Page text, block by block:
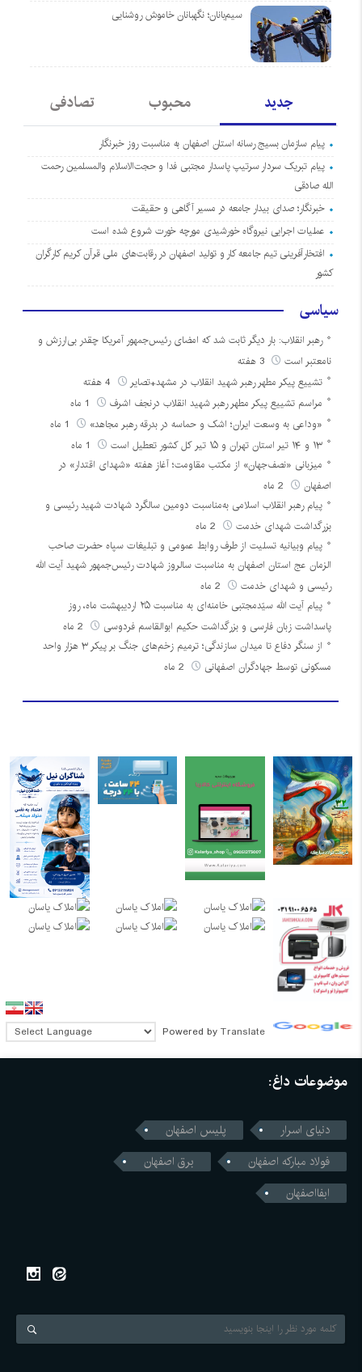
سیم‌بانان؛ نگهبانان خاموش روشنایی
جدید محبوب تصادفی
پیام سازمان بسیج رسانه استان اصفهان به مناسبت روز خبرنگار
پیام تبریک سردار سرتیپ پاسدار مجتبی فدا و حجت‌الاسلام والمسلمین رحمت
الله صادقی
خبرنگار؛ صدای بیدار جامعه در مسیر آگاهی و حقیقت
عملیات اجرایی نیروگاه خورشیدی مورچه خورت شروع شده است
افتخارآفرینی تیم جامعه کار و تولید اصفهان در رقابت‌های ملی قرآن کریم کارگران
کشور
سیاسی
رهبر انقلاب: بار دیگر ثابت شد که امضای رئیس‌جمهور آمریکا چقدر بی‌ارزش و
نامعتبر است
3 هفته
تشییع پیکر مطهر رهبر شهید انقلاب در مشهد+تصایر
مراسم تشییع پیکر مطهر رهبر شهید انقلاب درنجف اشرف
«وداعی به وسعت ایران؛ اشک و حماسه در بدرقه رهبر مجاهد»
۱۳ و ۱۴ تیر استان تهران و ۱۵ تیر کل کشور تعطیل است
میزبانی «نصف‌جهان» از مکتب مقاومت؛ آغاز هفته «شهدای اقتدار» در
اصفهان
پیام رهبر انقلاب اسلامی به‌مناسبت دومین سالگرد شهادت شهید رئیسی و
بزرگداشت شهدای خدمت
پیام وبیانیه تسلیت از طرف روابط عمومی و تبلیغات سپاه حضرت صاحب
الزمان عج استان اصفهان به مناسبت سالروز شهادت رئیس‌جمهور شهید آیت الله
رئیسی و شهدای خدمت
پیام آیت الله سیّدمجتبی خامنه‌ای به مناسبت ۲۵ اردیبهشت ماه، روز
پاسداشت زبان فارسی و بزرگداشت حکیم ابوالقاسم فردوسی
از سنگر دفاع تا میدان سازندگی؛ ترمیم زخم‌های جنگ بر پیکر ۳ هزار واحد
مسکونی توسط جهادگران اصفهانی
Powered by Translate
موضوعات داغ:
دنیای اسرار
پلیس اصفهان
فولاد مبارکه اصفهان
برق اصفهان
ابفااصفهان